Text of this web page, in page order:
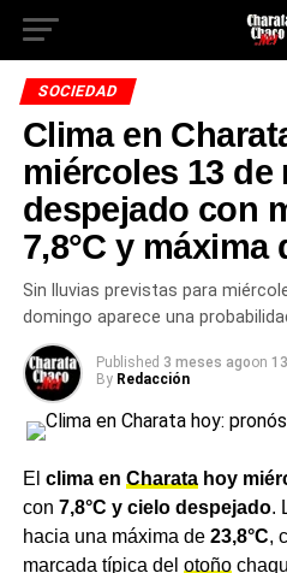
SOCIEDAD
Clima en
miércoles 13
despejado con
7,8°C y máxima
Sin lluvias previstas para
domingo aparece una
Published 3 meses agoon
By Redacción
El clima en Charatahoy
con 7,8°C y cielo despejado.
hacia una máxima de 23,8°C,
marcada típica del otoño